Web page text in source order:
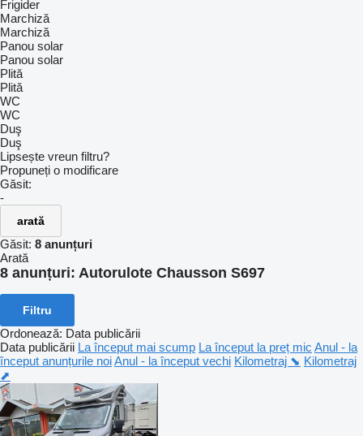
Frigider
Marchiză
Marchiză
Panou solar
Panou solar
Plită
Plită
WC
WC
Duş
Duş
Lipsește vreun filtru?
Propuneți o modificare
Găsit:
-
arată
Găsit: 8 anunțuri
Arată
8 anunțuri: Autorulote Chausson S697
Filtru
Ordonează: Data publicării
Data publicării La început mai scump La început la preț mic Anul - la
început anunțurile noiAnul - la început vechi Kilometraj ⬊ Kilometraj
⬈